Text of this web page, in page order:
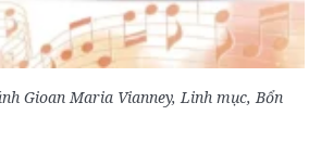
Gioan Maria Vianney, Linh mục, Bổn